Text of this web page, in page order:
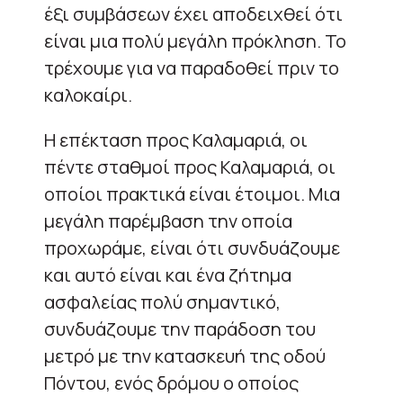
έξι συμβάσεων έχει αποδειχθεί ότι
είναι μια πολύ μεγάλη πρόκληση. Το
τρέχουμε για να παραδοθεί πριν το
καλοκαίρι.
Η επέκταση προς Καλαμαριά, οι
πέντε σταθμοί προς Καλαμαριά, οι
οποίοι πρακτικά είναι έτοιμοι. Μια
μεγάλη παρέμβαση την οποία
προχωράμε, είναι ότι συνδυάζουμε
και αυτό είναι και ένα ζήτημα
ασφαλείας πολύ σημαντικό,
συνδυάζουμε την παράδοση του
μετρό με την κατασκευή της οδού
Πόντου, ενός δρόμου ο οποίος